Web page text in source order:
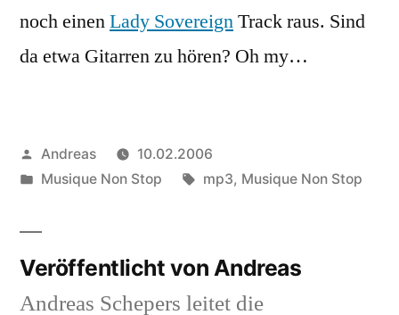
noch einenLady SovereignTrack raus. Sind
da etwa Gitarren zu hören? Oh my…
Veröffentlicht
von
Andreas
10.02.2006
Veröffentlicht
Musique Non Stop Schlagwörter:
mp3, Musique Non Stop
Veröffentlicht von Andreas
Andreas Schepers leitet die